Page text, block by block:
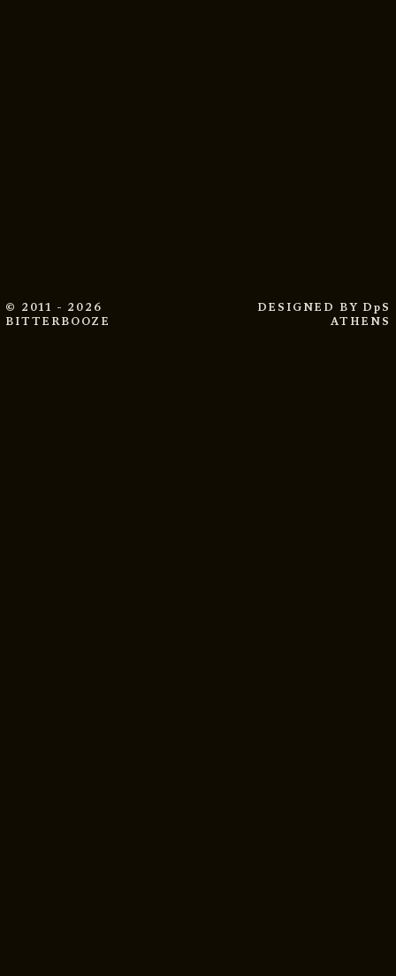
© 2011 - 2026
BITTERBOOZE
DESIGNED BY DpS
ATHENS